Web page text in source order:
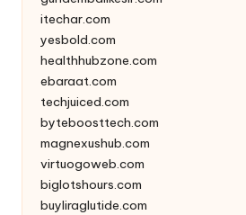
itechar.com
yesbold.com
healthhubzone.com
ebaraat.com
techjuiced.com
byteboosttech.com
magnexushub.com
virtuogoweb.com
biglotshours.com
buyliraglutide.com